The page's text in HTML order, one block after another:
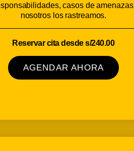
casos de amenazas
nosotros los rastreamos.
Reservar cita desde s/240.00
AGENDAR AHORA